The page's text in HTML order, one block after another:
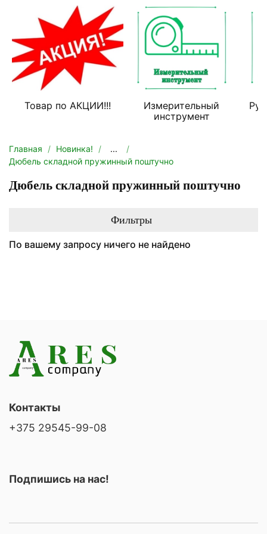
Товар по АКЦИИ!!!
Измерительный
инструмент
Главная Новинка!
...
Дюбель складной пружинный поштучно
Дюбель складной пружинный поштучно
Фильтры
По вашему запросу ничего не найдено
Контакты
+375 29545-99-08
Подпишись на нас!